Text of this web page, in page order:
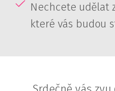
Nechcete udělat
které vás budou